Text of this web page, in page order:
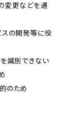
変更などを通
スの開発等に役
を識別できない
のため